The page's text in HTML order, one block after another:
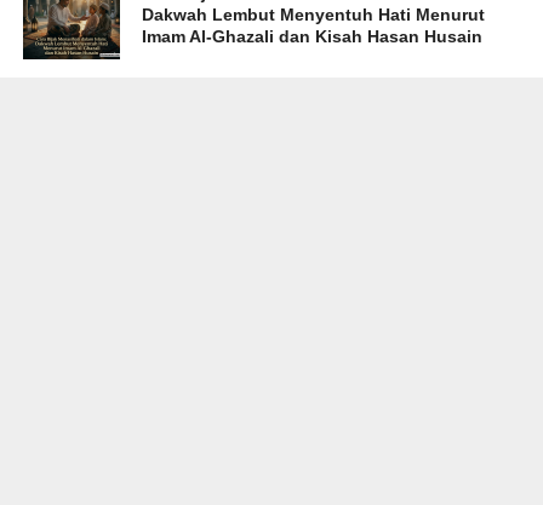
Dakwah Lembut Menyentuh Hati Menurut
Imam Al-Ghazali dan Kisah Hasan Husain